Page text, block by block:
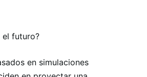
el futuro?
​​en simulaciones